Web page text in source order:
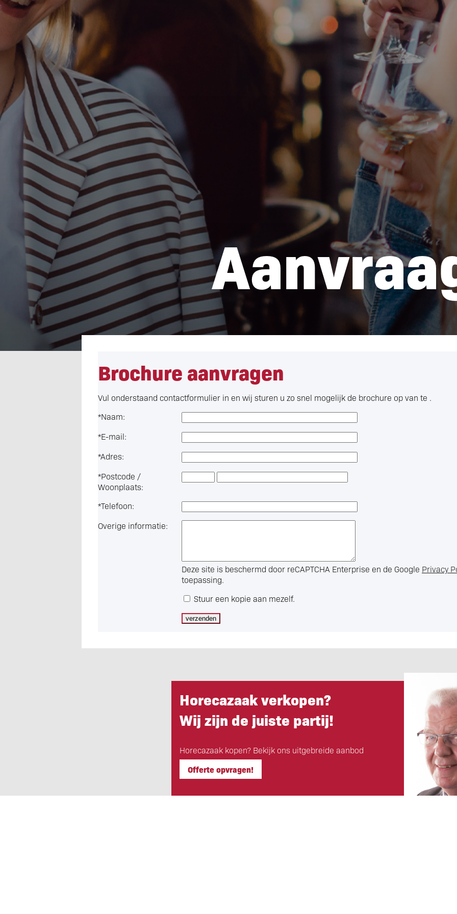
Brochure aanvragen
Vul onderstaand contactformulier in en wij sturen u zo snel mogelijk de brochure op van te .
*Naam:
*E-mail:
*Adres:
*Postcode /
Woonplaats:
*Telefoon:
Overige informatie:
Deze site is beschermd door reCAPTCHA Enterprise en de Google Privacy
toepassing.
Stuur een kopie aan mezelf.
Horecazaak verkopen?
Wij zijn de juiste partij!
Horecazaak kopen? Bekijk ons uitgebreide aanbod
Offerte opvragen!